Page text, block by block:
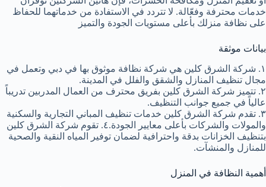
خدمات محترفة وفعّالة. لا تتردد في الاستفادة من خدماتهما للحفاظ
على نظافة منزلك بأعلى مستويات الجودة والتميز
بيانات موثقة
١. شركة الشرق كلين هي شركة نظافة موثوق بها في دبي وتعمل في
مجال تنظيف المنازل والشقق والفلل في المدينة.
٢. تتميز شركة الشرق كلين بفريق محترف من العمال المدربين تدريباً
عالياً في جميع جوانب التنظيف.
٣. تقدم شركة الشرق كلين خدمات تنظيف المباني التجارية والسكنية
والمولات والشركات بأعلى معايير الجودة.٤. تقوم شركة الشرق كلين
بتنظيف الخزانات بدقة واحترافية لضمان توفير المياه النقية والصحية
للمنازل والمنشآت.
أهمية النظافة في المنزل